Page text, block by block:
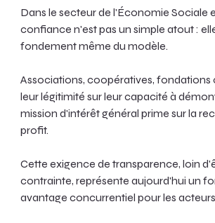
Dans le secteur de l'Économie Sociale
confiance n'est pas un simple atout :
fondement même du modèle.
Associations, coopératives, fondations
leur légitimité sur leur capacité à
mission d'intérêt général prime sur la
profit.
Cette exigence de transparence, loin
contrainte, représente aujourd'hui un
avantage concurrentiel pour les acteurs